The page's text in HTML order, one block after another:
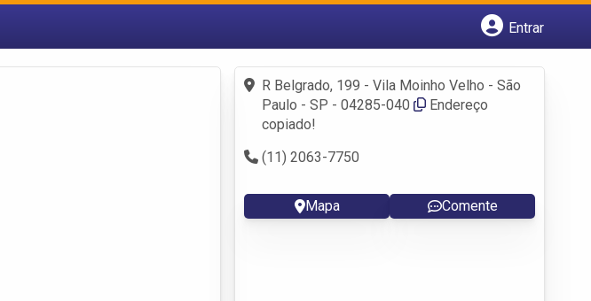
Entrar
Fazer login
Criar conta
R Belgrado, 199 - Vila Moinho Velho - São
Paulo - SP - 04285-040
Endereço
copiado!
(11) 2063-7750
Mapa Comente